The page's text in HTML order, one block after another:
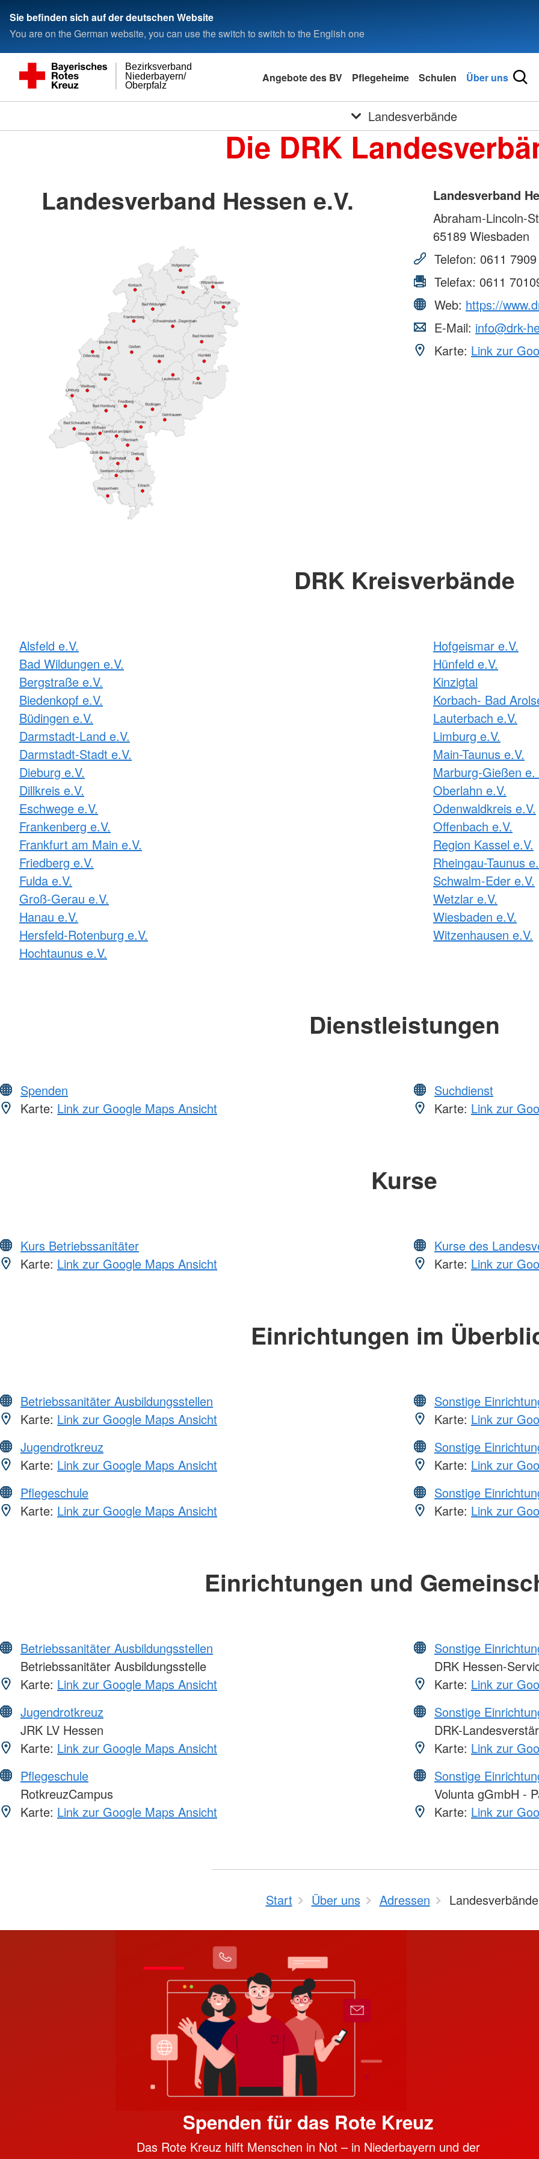
Sie befinden sich auf der deutschen Website
You are on the German website, you can use the switch to switch to the English one
Oberpfalz
Niederbayern/
Bezirksverband
Angebote des BV Pflegeheime Schulen Über uns
Landesverbände
Die DRK
Landesverband Hessen e.V.
Landesverband
Abraham-Lincoln-
65189 Wiesbaden
Telefon: 0611
Telefax: 0611
Web: https://
E-Mail: info@drk-
Karte: Link zur
DRK Kreisverbände
Alsfeld e.V.
Bad Wildungen e.V.
Bergstraße e.V.
Biedenkopf e.V.
Büdingen e.V.
Darmstadt-Land e.V.
Darmstadt-Stadt e.V.
Dieburg e.V.
Dillkreis e.V.
Eschwege e.V.
Frankenberg e.V.
Frankfurt am Main e.V.
Friedberg e.V.
Fulda e.V.
Groß-Gerau e.V.
Hanau e.V.
Hersfeld-Rotenburg e.V.
Hochtaunus e.V.
Hofgeismar e.V.
Hünfeld e.V.
Kinzigtal
Korbach- Bad
Lauterbach e.V.
Limburg e.V.
Main-Taunus e.V.
Marburg-Gießen e.
Oberlahn e.V.
Odenwaldkreis e.V.
Offenbach e.V.
Region Kassel e.V.
Rheingau-Taunus
Schwalm-Eder e.V.
Wetzlar e.V.
Wiesbaden e.V.
Witzenhausen e.V.
Dienstleistungen
Spenden
Karte: Link zur Google Maps Ansicht
Suchdienst
Karte: Link zur
Kurse
Kurs Betriebssanitäter
Karte: Link zur Google Maps Ansicht
Kurse des
Karte: Link zur
Einrichtungen im
Betriebssanitäter Ausbildungsstellen
Karte: Link zur Google Maps Ansicht
Jugendrotkreuz
Karte: Link zur Google Maps Ansicht
Pflegeschule
Karte: Link zur Google Maps Ansicht
Sonstige
Karte: Link zur
Sonstige
Karte: Link zur
Sonstige
Karte: Link zur
Einrichtungen und
Betriebssanitäter Ausbildungsstellen
Betriebssanitäter Ausbildungsstelle
Karte: Link zur Google Maps Ansicht
Jugendrotkreuz
JRK LV Hessen
Karte: Link zur Google Maps Ansicht
Pflegeschule
RotkreuzCampus
Karte: Link zur Google Maps Ansicht
Sonstige
DRK Hessen-
Karte: Link zur
Sonstige
DRK-
Karte: Link zur
Sonstige
Volunta gGmbH -
Karte: Link zur
Start Über uns Adressen Landesverbände
Spenden für das Rote Kreuz
Das Rote Kreuz hilft Menschen in Not – in Niederbayern und der